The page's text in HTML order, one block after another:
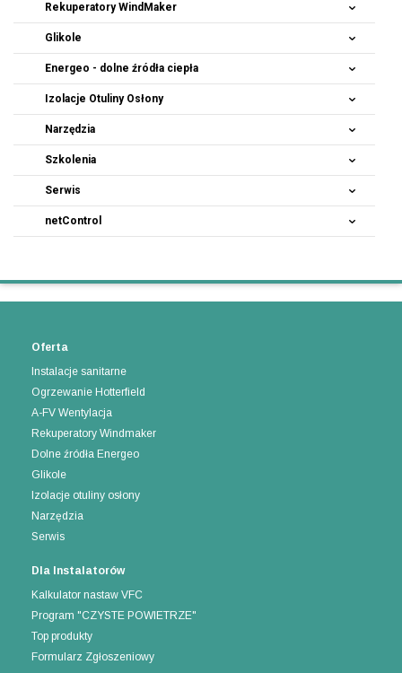
RekuperatoryWindMaker
Glikole
Energeo - dolne źródła ciepła
Izolacje Otuliny Osłony
Narzędzia
Szkolenia
Serwis
netControl
Oferta
Instalacje sanitarne
Ogrzewanie Hotterfield
A-FV Wentylacja
Rekuperatory Windmaker
Dolne źródła Energeo
Glikole
Izolacje otuliny osłony
Narzędzia
Serwis
Dla Instalatorów
Kalkulator nastaw VFC
Program "CZYSTE POWIETRZE"
Top produkty
Formularz Zgłoszeniowy